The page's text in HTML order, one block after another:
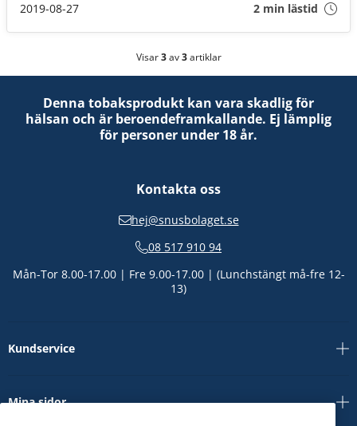
2019-08-27
2 min lästid
Visar3av3artiklar
Denna tobaksprodukt kan vara skadlig för
hälsan och är beroendeframkallande. Ej lämplig
för personer under 18 år.
Kontakta oss
hej@snusbolaget.se
08 517 910 94
Mån-Tor 8.00-17.00 | Fre 9.00-17.00 | (Lunchstängt må-fre 12-
13)
Kundservice
Mina sidor